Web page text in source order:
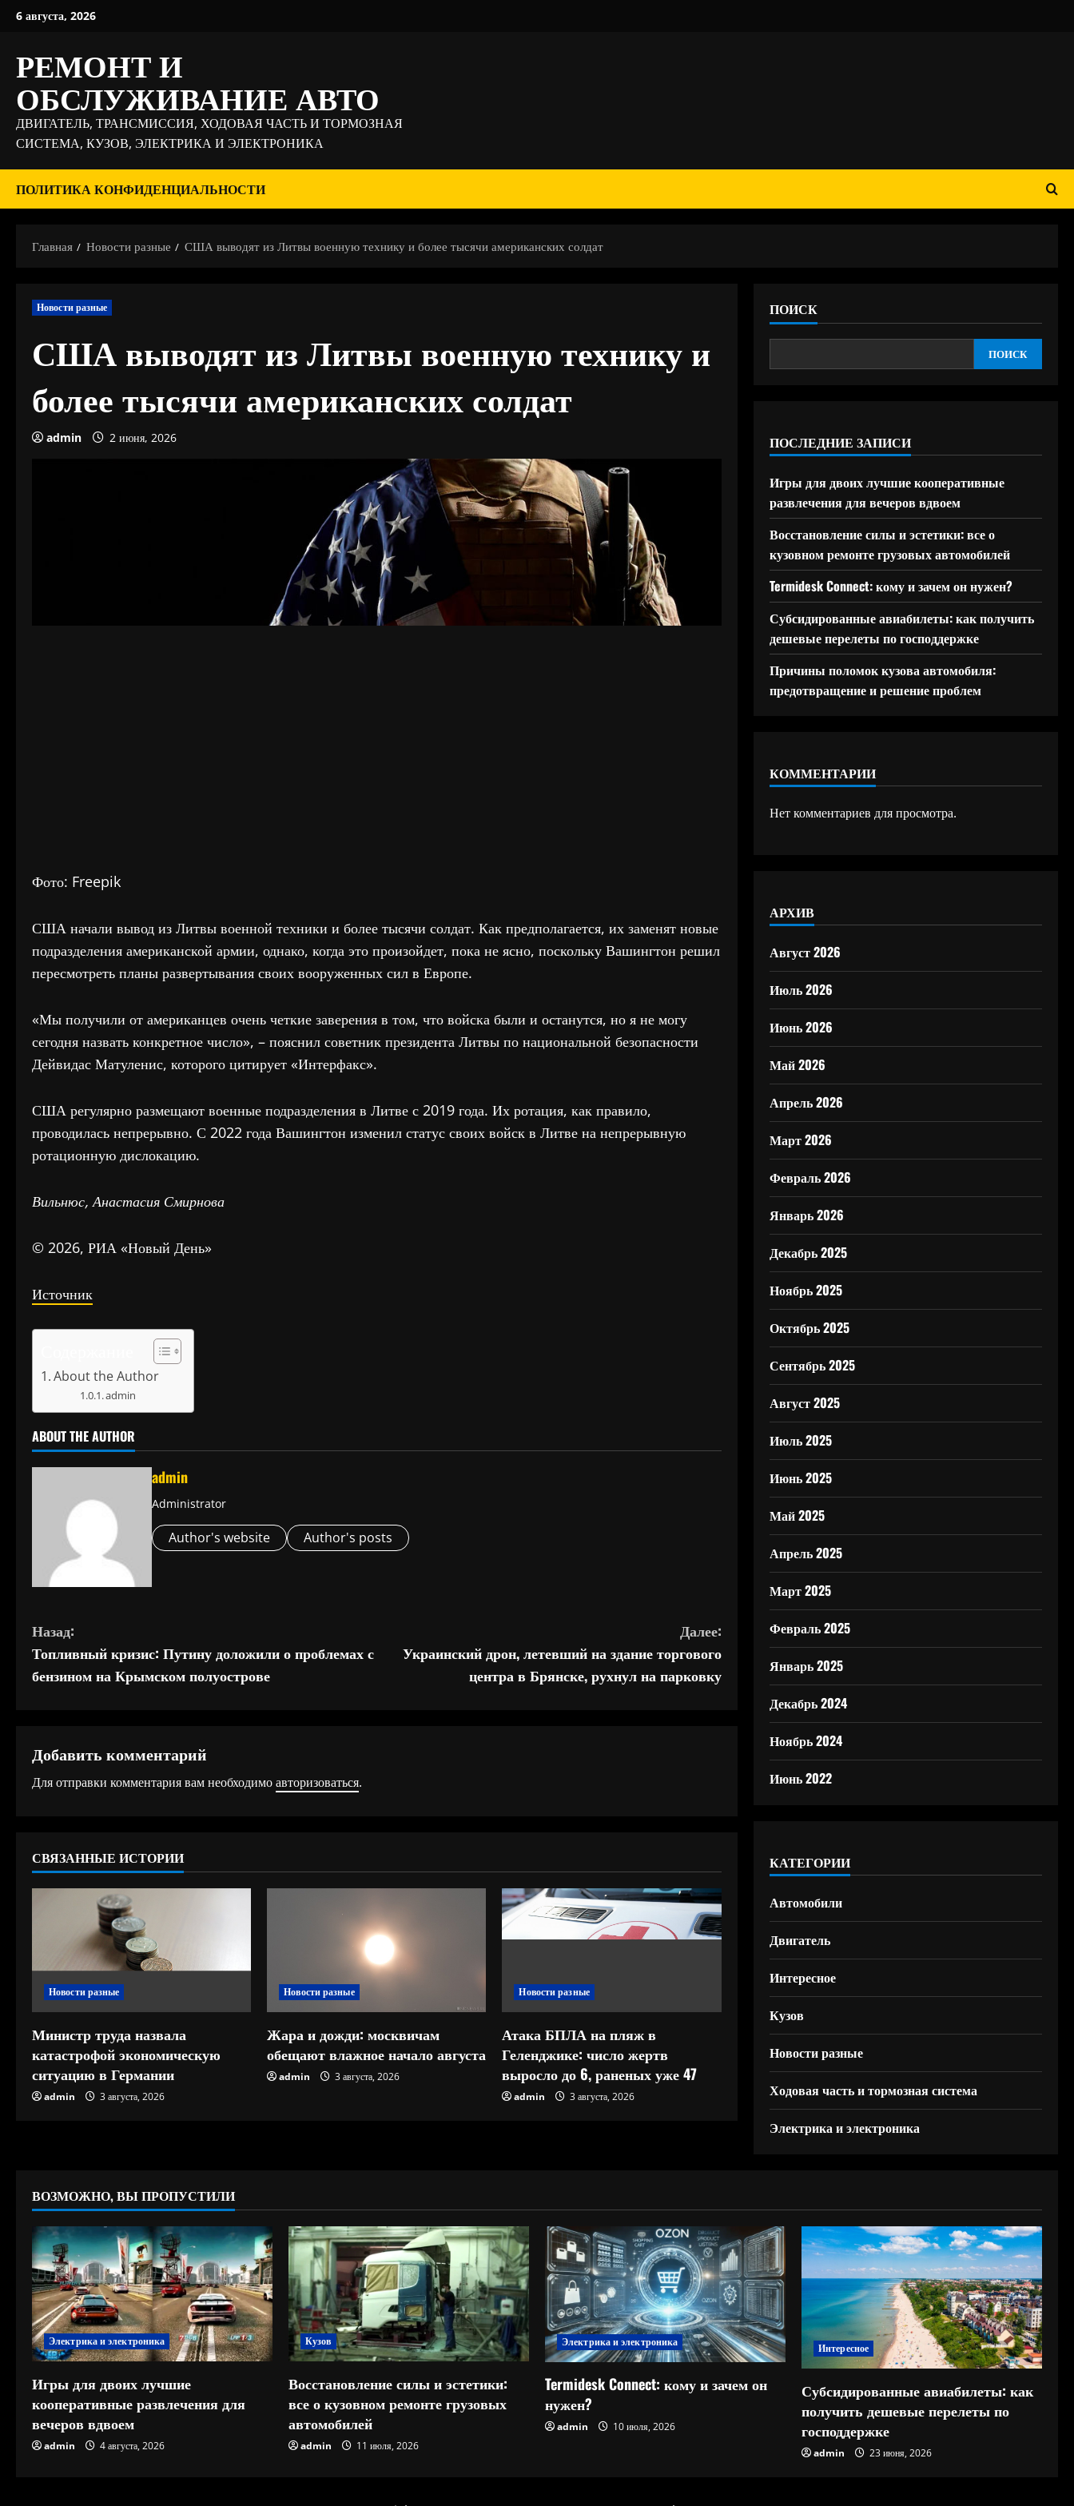
Перейти
6 августа, 2026
РЕМОНТ И
ОБСЛУЖИВАНИЕ АВТО
ДВИГАТЕЛЬ, ТРАНСМИССИЯ, ХОДОВАЯ ЧАСТЬ И ТОРМОЗНАЯ
СИСТЕМА, КУЗОВ, ЭЛЕКТРИКА И ЭЛЕКТРОНИКА
ПОЛИТИКА КОНФИДЕНЦИАЛЬНОСТИ
Главная Новости разные США выводят из Литвы военную технику и более тысячи американских солдат
Новости разные
США выводят из Литвы военную технику и
более тысячи американских солдат
admin 2 июня, 2026
Фото: Freepik
США начали вывод из Литвы военной техники и более тысячи солдат. Как предполагается, их заменят новые
подразделения американской армии, однако, когда это произойдет, пока не ясно, поскольку Вашингтон решил
пересмотреть планы развертывания своих вооруженных сил в Европе.
«Мы получили от американцев очень четкие заверения в том, что войска были и останутся, но я не могу
сегодня назвать конкретное число», – пояснил советник президента Литвы по национальной безопасности
Дейвидас Матуленис, которого цитирует «Интерфакс».
США регулярно размещают военные подразделения в Литве с 2019 года. Их ротация, как правило,
проводилась непрерывно. С 2022 года Вашингтон изменил статус своих войск в Литве на непрерывную
ротационную дислокацию.
Вильнюс, Анастасия Смирнова
© 2026, РИА «Новый День»
Источник
About the Author
admin
ABOUT THE AUTHOR
admin
Administrator
Author's website Author's posts
П
р
о
и
ч
т
е
н
и
Назад:
Топливный кризис: Путину доложили о проблемах с
бензином на Крымском полуострове
Далее:
Украинский дрон, летевший на здание торгового
центра в Брянске, рухнул на парковку
Добавить комментарий
Для отправки комментария вам необходимоавторизоваться.
СВЯЗАННЫЕ ИСТОРИИ
Новости разные
Министр труда назвала
катастрофой экономическую
ситуацию в Германии
admin 3 августа, 2026
Новости разные
Жара и дожди: москвичам
обещают влажное начало августа
admin 3 августа, 2026
Новости разные
Атака БПЛА на пляж в
Геленджике: число жертв
выросло до 6, раненых уже 47
admin 3 августа, 2026
ПОИСК
ПОИСК
ПОСЛЕДНИЕ ЗАПИСИ
Игры для двоих лучшие кооперативные
развлечения для вечеров вдвоем
Восстановление силы и эстетики: все о
кузовном ремонте грузовых автомобилей
Termidesk Connect: кому и зачем он нужен?
Субсидированные авиабилеты: как получить
дешевые перелеты по господдержке
Причины поломок кузова автомобиля:
предотвращение и решение проблем
КОММЕНТАРИИ
Нет комментариев для просмотра.
АРХИВ
Август 2026
Июль 2026
Июнь 2026
Май 2026
Апрель 2026
Март 2026
Февраль 2026
Январь 2026
Декабрь 2025
Ноябрь 2025
Октябрь 2025
Сентябрь 2025
Август 2025
Июль 2025
Июнь 2025
Май 2025
Апрель 2025
Март 2025
Февраль 2025
Январь 2025
Декабрь 2024
Ноябрь 2024
Июнь 2022
КАТЕГОРИИ
Автомобили
Двигатель
Интересное
Кузов
Новости разные
Ходовая часть и тормозная система
Электрика и электроника
ВОЗМОЖНО, ВЫ ПРОПУСТИЛИ
Электрика и электроника
Игры для двоих лучшие
кооперативные развлечения для
вечеров вдвоем
admin 4 августа, 2026
Кузов
Восстановление силы и эстетики:
все о кузовном ремонте грузовых
автомобилей
admin 11 июля, 2026
Электрика и электроника
Termidesk Connect: кому и зачем он
нужен?
admin 10 июля, 2026
Интересное
Субсидированные авиабилеты: как
получить дешевые перелеты по
господдержке
admin 23 июня, 2026